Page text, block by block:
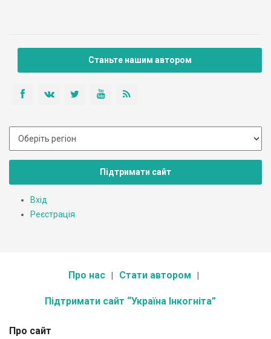
Станьте нашим автором
Підтримати сайт
Вхід
Реєстрація
Про нас Стати автором
Підтримати сайт “Україна Інкогніта”
Про сайт